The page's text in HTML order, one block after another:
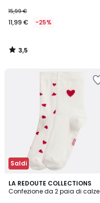
15,99 €
11,99 € -25%
3,5
/
Saldi
LA REDOUTE COLLECTIONS
Confezione da 2 paia di calze